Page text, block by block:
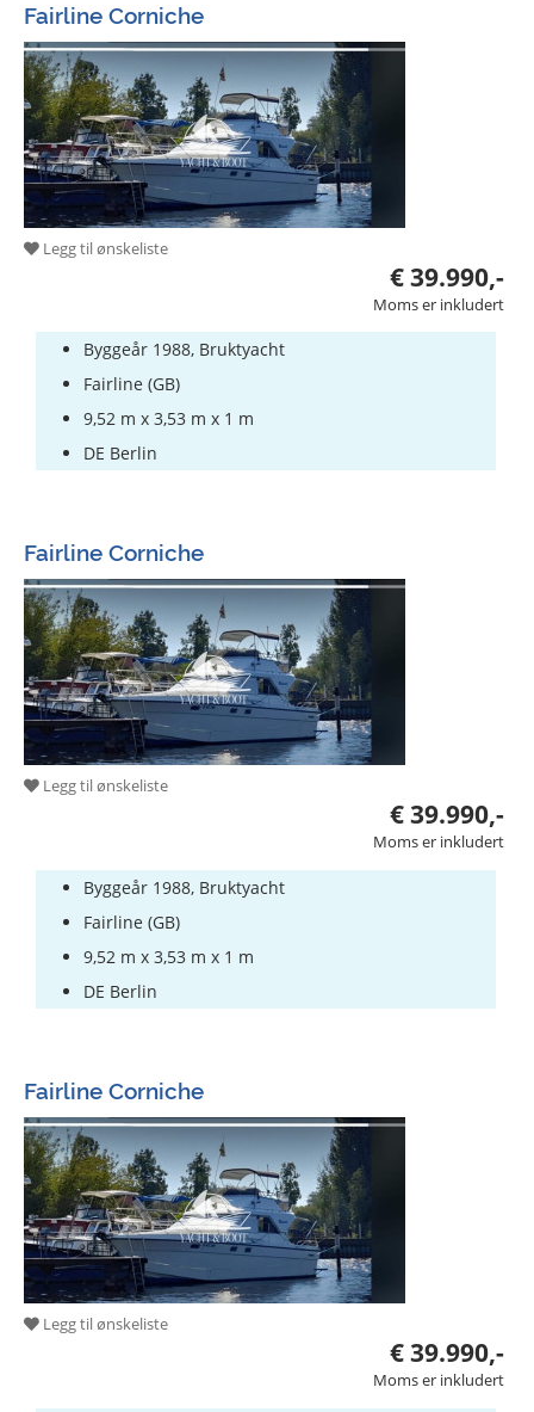
Fairline Corniche
Legg til ønskeliste
€ 39.990,-
Moms er inkludert
Byggeår 1988, Bruktyacht
Fairline (GB)
9,52 m x 3,53 m x 1 m
DE Berlin
Fairline Corniche
Legg til ønskeliste
€ 39.990,-
Moms er inkludert
Byggeår 1988, Bruktyacht
Fairline (GB)
9,52 m x 3,53 m x 1 m
DE Berlin
Fairline Corniche
Legg til ønskeliste
€ 39.990,-
Moms er inkludert